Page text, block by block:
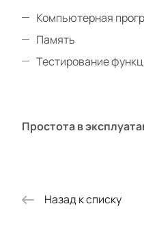
Компьютерная
Память
Тестирование
Простота в
Назад к списку